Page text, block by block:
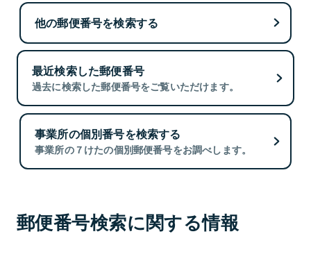
他の郵便番号を検索する
最近検索した郵便番号
過去に検索した郵便番号をご覧いただけます。
事業所の個別番号を検索する
事業所の７けたの個別郵便番号をお調べします。
郵便番号検索に関する情報